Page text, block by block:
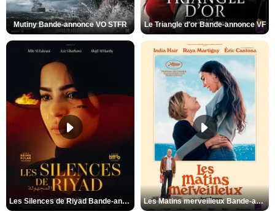
Mutiny Bande-annonce VO STFR Le Triangle d'or Bande-annonce VF
Les Silences de Riyad Bande-annonce VO STFR Les Matins merveilleux Bande-annonce VF